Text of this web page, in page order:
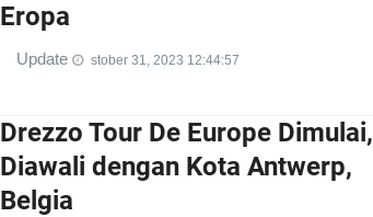
Eropa
Update stober 31, 2023 12:44:57
Drezzo Tour De Europe Dimulai,
Diawali dengan Kota Antwerp,
Belgia